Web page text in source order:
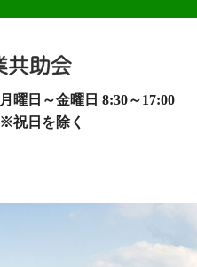
月曜日～金曜日 8:30～17:00
※祝日を除く